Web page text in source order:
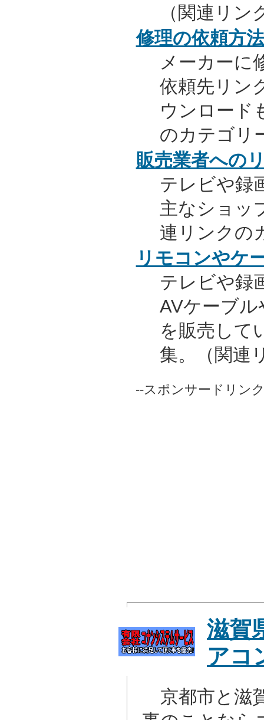
（関連リ
修理の依頼方法
メーカーに
依頼先リン
ウンロード
のカテゴリ
販売業者への
テレビや録
主なショッ
連リンクの
リモコンやケ
テレビや録
AVケーブ
を販売して
集。（関連
--スポンサードリン
滋賀
アコ
京都市と滋